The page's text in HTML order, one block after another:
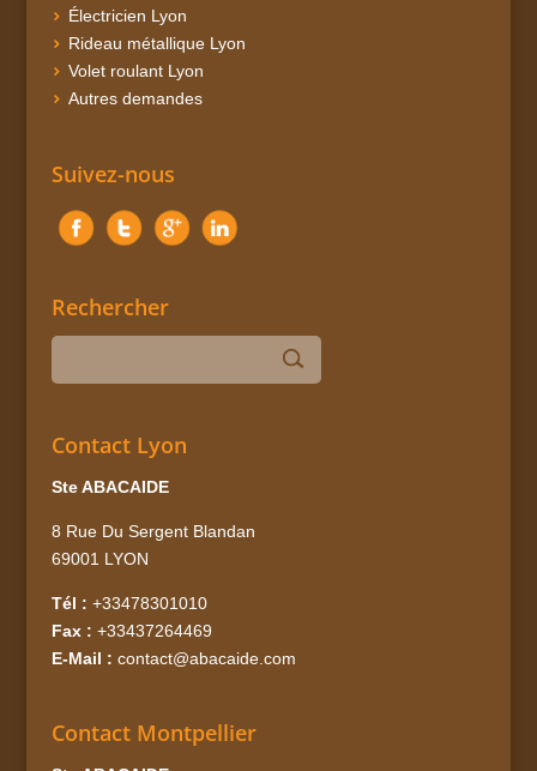
Électricien Lyon
Rideau métallique Lyon
Volet roulant Lyon
Autres demandes
Suivez-nous
Rechercher
Contact Lyon
Ste ABACAIDE
8 Rue Du Sergent Blandan
69001 LYON
Tél : +33478301010
Fax : +33437264469
E-Mail : contact@abacaide.com
Contact Montpellier